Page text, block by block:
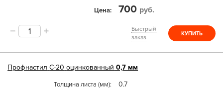
Цена 700 руб.
Быстрый
заказ
КУПИТЬ
Профнастил С-20 оцинкованный 0,7 мм
Толщина листа (мм) 0.7